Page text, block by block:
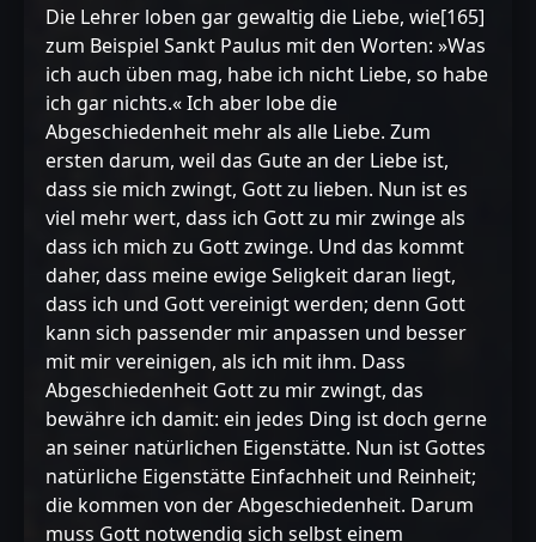
Die Lehrer loben gar gewaltig die Liebe, wie[165]
zum Beispiel Sankt Paulus mit den Worten: »Was
ich auch üben mag, habe ich nicht Liebe, so habe
ich gar nichts.« Ich aber lobe die
Abgeschiedenheit mehr als alle Liebe. Zum
ersten darum, weil das Gute an der Liebe ist,
dass sie mich zwingt, Gott zu lieben. Nun ist es
viel mehr wert, dass ich Gott zu mir zwinge als
dass ich mich zu Gott zwinge. Und das kommt
daher, dass meine ewige Seligkeit daran liegt,
dass ich und Gott vereinigt werden; denn Gott
kann sich passender mir anpassen und besser
mit mir vereinigen, als ich mit ihm. Dass
Abgeschiedenheit Gott zu mir zwingt, das
bewähre ich damit: ein jedes Ding ist doch gerne
an seiner natürlichen Eigenstätte. Nun ist Gottes
natürliche Eigenstätte Einfachheit und Reinheit;
die kommen von der Abgeschiedenheit. Darum
muss Gott notwendig sich selbst einem